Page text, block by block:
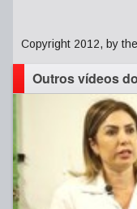
Copyright 2012, by
Outros vídeos